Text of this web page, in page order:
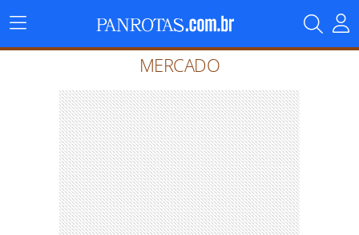
Menu
Principal
MERCADO